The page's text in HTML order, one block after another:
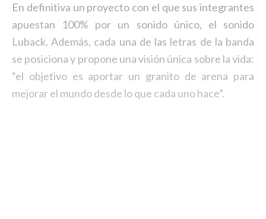
En definitiva un proyecto con el que sus integrantes
apuestan 100% por un sonido único, el sonido
Luback. Además, cada una de las letras de la banda
se posiciona y propone una visión única sobre la vida:
“el objetivo es aportar un granito de arena para
mejorar el mundo desde lo que cada uno hace”.